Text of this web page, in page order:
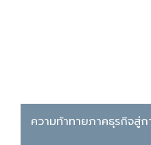
ความท้าทายภาคธุรกิจสู่ก